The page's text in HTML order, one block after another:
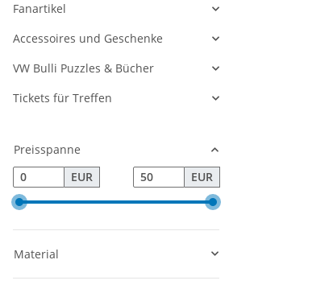
Fanartikel
Accessoires und Geschenke
VW Bulli Puzzles & Bücher
Tickets für Treffen
Preisspanne
EUR
EUR
Material